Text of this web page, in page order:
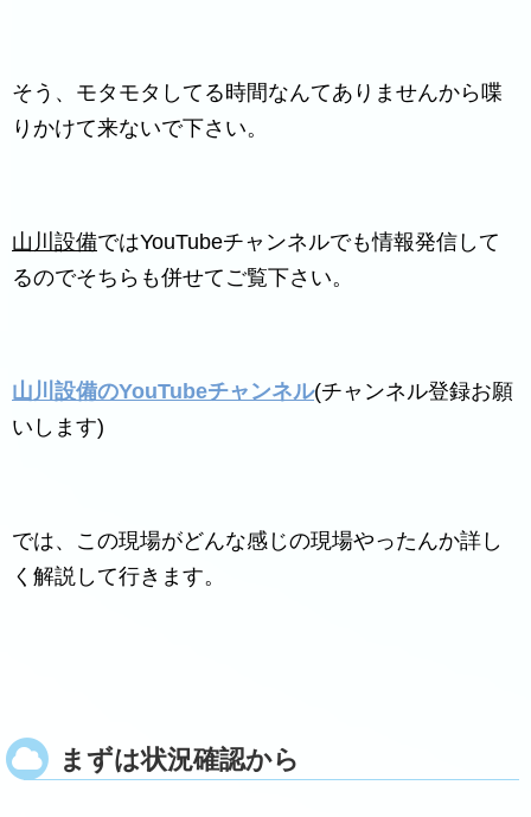
そう、モタモタしてる時間なんてありませんから喋
りかけて来ないで下さい。
山川設備ではYouTubeチャンネルでも情報発信して
るのでそちらも併せてご覧下さい。
山川設備のYouTubeチャンネル(チャンネル登録お願
いします)
では、この現場がどんな感じの現場やったんか詳し
く解説して行きます。
まずは状況確認から